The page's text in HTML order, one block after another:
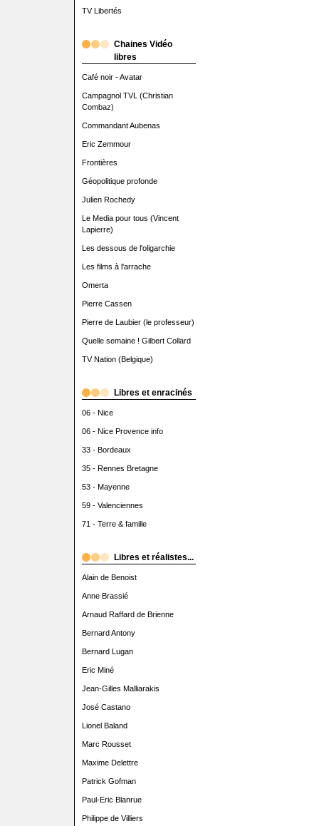
TV Libertés
Chaines Vidéo
libres
Café noir - Avatar
Campagnol TVL (Christian
Combaz)
Commandant Aubenas
Eric Zemmour
Frontières
Géopolitique profonde
Julien Rochedy
Le Media pour tous (Vincent
Lapierre)
Les dessous de l'oligarchie
Les films à l'arrache
Omerta
Pierre Cassen
Pierre de Laubier (le professeur)
Quelle semaine ! Gilbert Collard
TV Nation (Belgique)
Libres et enracinés
06 - Nice
06 - Nice Provence info
33 - Bordeaux
35 - Rennes Bretagne
53 - Mayenne
59 - Valenciennes
71 - Terre & famille
Libres et réalistes...
Alain de Benoist
Anne Brassié
Arnaud Raffard de Brienne
Bernard Antony
Bernard Lugan
Eric Miné
Jean-Gilles Malliarakis
José Castano
Lionel Baland
Marc Rousset
Maxime Delettre
Patrick Gofman
Paul-Eric Blanrue
Philippe de Villiers